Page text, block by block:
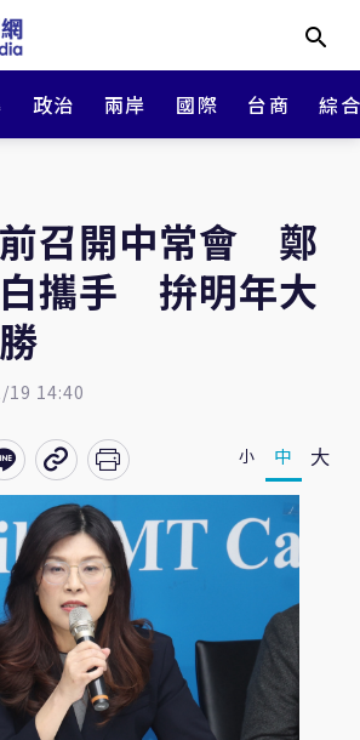
政治 兩岸 國際 台商 綜
召開中常會 鄭
攜手 拚明年大
19 14:40
小 中 大